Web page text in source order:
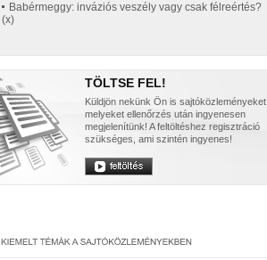
Babérmeggy: inváziós veszély vagy csak félreértés?
(x)
TÖLTSE FEL!
Küldjön nekünk Ön is sajtóközleményeket,
melyeket ellenőrzés után ingyenesen
megjelenítünk! A feltöltéshez regisztráció
szükséges, ami szintén ingyenes!